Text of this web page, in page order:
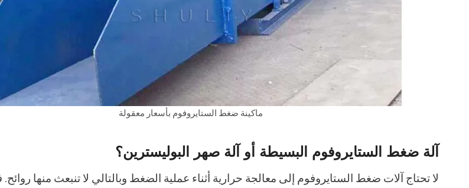
ماكينة ضغط الستايروفوم بأسعار معقولة
آلة ضغط الستايروفوم البسيطة أو آلة صهر البوليسترين؟
لا تحتاج آلات ضغط الستايروفوم إلى معالجة حرارية أثناء عملية الضغط وبالتالي لا تنبعث منها روائح.